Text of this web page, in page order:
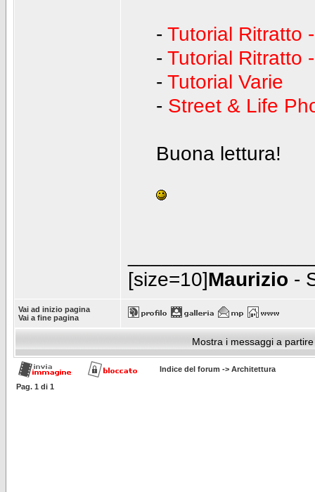
- Tutorial Ritratto
- Tutorial Ritratto
- Tutorial Varie
- Street & Life
Buona lettura!
[size=10]Maurizio -
Vai ad inizio pagina
Vai a fine pagina
Mostra i messaggi a
Indice del forum -> Architettura
Pag. 1 di 1